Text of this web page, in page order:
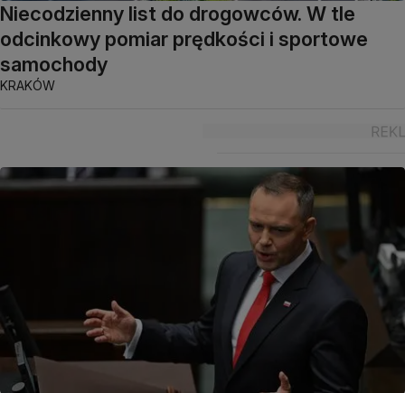
Niecodzienny list do drogowców. W tle
odcinkowy pomiar prędkości i sportowe
samochody
KRAKÓW